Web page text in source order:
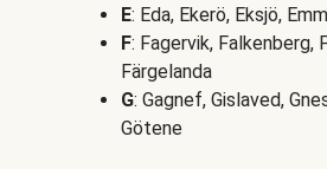
E: Eda, Ekerö, Eksjö,
F: Fagervik, Falkenberg,
Färgelanda
G: Gagnef, Gislaved,
Götene